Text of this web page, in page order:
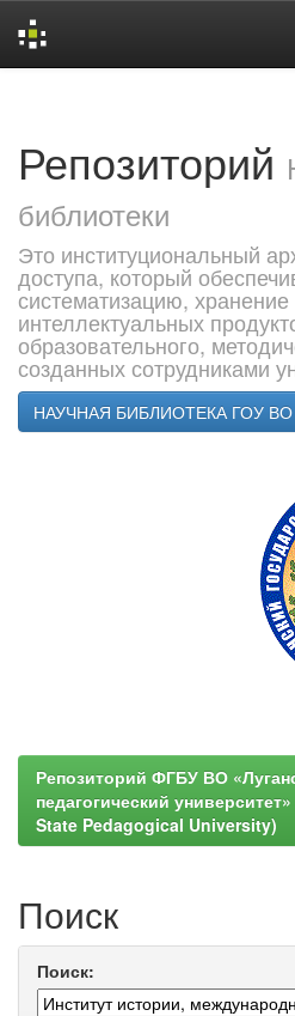
Репозиторий
библиотеки
Это институциональный
доступа, который
систематизацию,
интеллектуальных
образовательного,
созданных сотрудниками
НАУЧНАЯ БИБЛИОТЕКА ГОУ ВО
Репозиторий ФГБУ ВО
педагогический
State Pedagogical University)
Поиск
Поиск: